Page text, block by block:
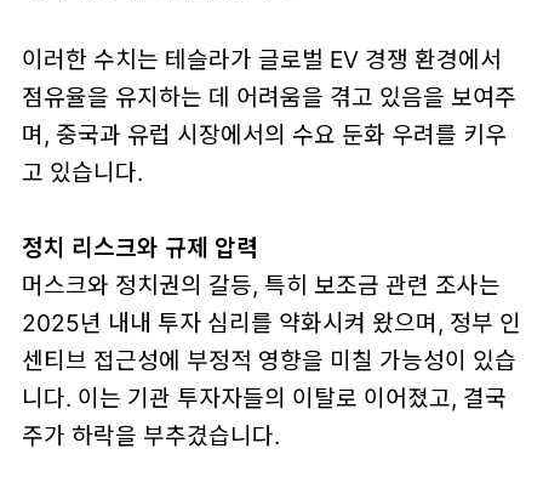
이러한 수치는 테슬라가 글로벌 EV 경쟁 환경에서
점유율을 유지하는 데 어려움을 겪고 있음을 보여주
며, 중국과 유럽 시장에서의 수요 둔화 우려를 키우
고 있습니다.
정치 리스크와 규제 압력
머스크와 정치권의 갈등, 특히 보조금 관련 조사는
2025년 내내 투자 심리를 약화시켜 왔으며, 정부 인
센티브 접근성에 부정적 영향을 미칠 가능성이 있습
니다. 이는 기관 투자자들의 이탈로 이어졌고, 결국
주가 하락을 부추겼습니다.